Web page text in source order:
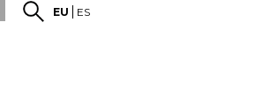
EU ES